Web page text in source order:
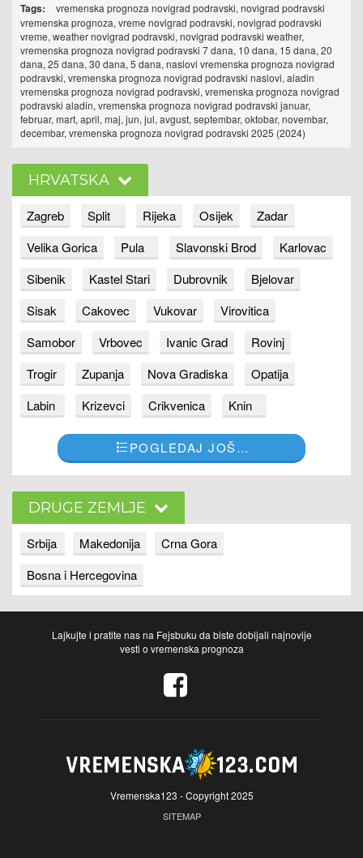
Tags:
vremenska prognoza novigrad podravski, novigrad podravski
vremenska prognoza, vreme novigrad podravski, novigrad podravski
vreme, weather novigrad podravski, novigrad podravski weather,
vremenska prognoza novigrad podravski 7 dana, 10 dana, 15 dana, 20
dana, 25 dana, 30 dana, 5 dana, naslovi vremenska prognoza novigrad
podravski, vremenska prognoza novigrad podravski naslovi, aladin
vremenska prognoza novigrad podravski, vremenska prognoza novigrad
podravski aladin, vremenska prognoza novigrad podravski januar,
februar, mart, april, maj, jun, jul, avgust, septembar, oktobar, novembar,
decembar, vremenska prognoza novigrad podravski 2025 (2024)
HRVATSKA
Zagreb Split Rijeka Osijek
Zadar
Velika Gorica
Pula Slavonski Brod
Karlovac
Sibenik
Kastel Stari Dubrovnik
Bjelovar
Sisak
Cakovec Vukovar
Virovitica
Samobor
Vrbovec Ivanic Grad
Rovinj
Trogir
Zupanja Nova Gradiska
Opatija
Labin
Krizevci Crikvenica Knin
POGLEDAJ JOŠ…
DRUGE ZEMLJE
Srbija Makedonija
Crna Gora
Bosna i Hercegovina
Lajkujte i pratite nas na Fejsbuku da biste dobijali najnovije
vesti o vremenska prognoza
Vremenska123 - Copyright 2025
SITEMAP